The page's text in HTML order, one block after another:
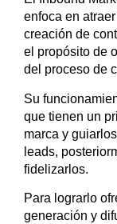
enfoca en
creación de
el propósito de
del proceso de
Su
que tienen un
marca y
leads,
fidelizarlos.
Para lograrlo
generación y